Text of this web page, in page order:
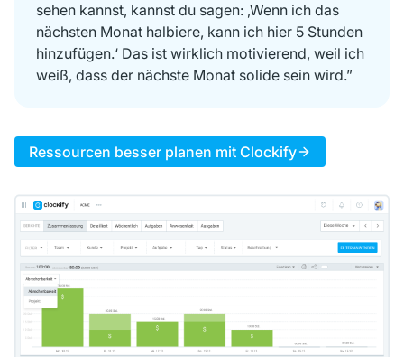
sehen kannst, kannst du sagen: ‚Wenn ich das
nächsten Monat halbiere, kann ich hier 5 Stunden
hinzufügen.‘ Das ist wirklich motivierend, weil ich
weiß, dass der nächste Monat solide sein wird.”
Ressourcen besser planen mit Clockify